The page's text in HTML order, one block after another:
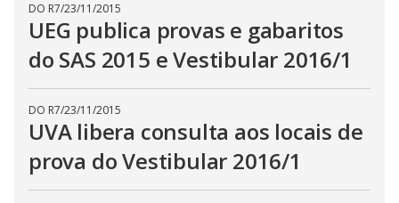
DO R7/23/11/2015
UEG publica provas e gabaritos
do SAS 2015 e Vestibular 2016/1
DO R7/23/11/2015
UVA libera consulta aos locais de
prova do Vestibular 2016/1